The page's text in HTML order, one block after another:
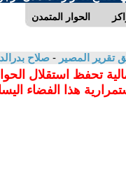
الحوار المتمدن
تقرير المصير - صلاح
تحفظ استقلال
هذا الفضاء